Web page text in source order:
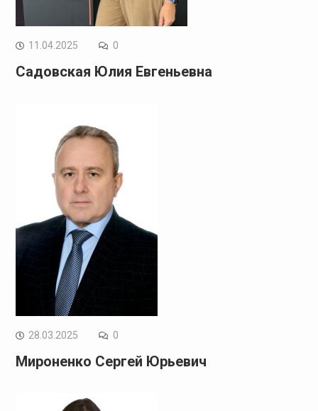
11.04.2025 0
Садовская Юлия Евгеньевна
28.03.2025 0
Мироненко Сергей Юрьевич